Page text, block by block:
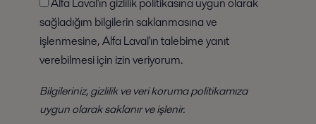
sağladığım bilgilerin saklanmasına ve
işlenmesine, Alfa Laval'ın talebime yanıt
verebilmesi için izin veriyorum.
Bilgileriniz,gizlilik ve veri koruma politikamıza
uygun olarak saklanır ve işlenir.